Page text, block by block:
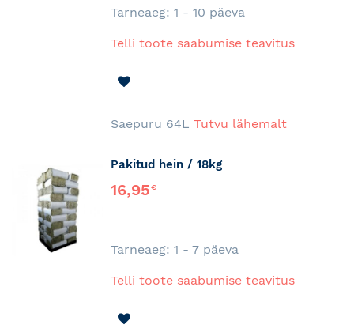
Tarneaeg: 1 - 10 päeva
Telli toote saabumise teavitus
Saepuru 64L Tutvu lähemalt
Pakitud hein / 18kg
16,95€
Tarneaeg: 1 - 7 päeva
Telli toote saabumise teavitus